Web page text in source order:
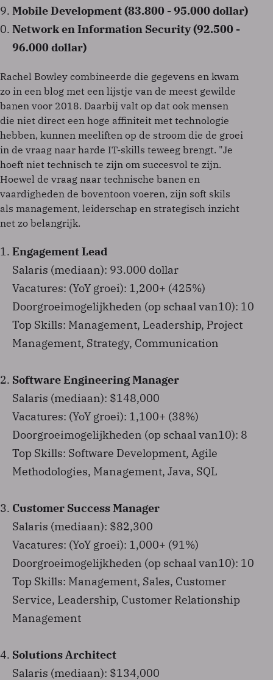
Mobile Development (83.800 - 95.000 dollar)
Network en Information Security (92.500 -
96.000 dollar)
Rachel Bowley combineerde die gegevens en kwam
zo in een blog met een lijstje van de meest gewilde
banen voor 2018. Daarbij valt op dat ook mensen
die niet direct een hoge affiniteit met technologie
hebben, kunnen meeliften op de stroom die de groei
in de vraag naar harde IT-skills teweeg brengt. "Je
hoeft niet technisch te zijn om succesvol te zijn.
Hoewel de vraag naar technische banen en
vaardigheden de boventoon voeren, zijn soft skils
als management, leiderschap en strategisch inzicht
net zo belangrijk.
Engagement Lead
Salaris (mediaan): 93.000 dollar
Vacatures: (YoY groei): 1,200+ (425%)
Doorgroeimogelijkheden (op schaal van10): 10
Top Skills: Management, Leadership, Project
Management, Strategy, Communication
Software Engineering Manager
Salaris (mediaan): $148,000
Vacatures: (YoY groei): 1,100+ (38%)
Doorgroeimogelijkheden (op schaal van10): 8
Top Skills: Software Development, Agile
Methodologies, Management, Java, SQL
Customer Success Manager
Salaris (mediaan): $82,300
Vacatures: (YoY groei): 1,000+ (91%)
Doorgroeimogelijkheden (op schaal van10): 10
Top Skills: Management, Sales, Customer
Service, Leadership, Customer Relationship
Management
Solutions Architect
Salaris (mediaan): $134,000